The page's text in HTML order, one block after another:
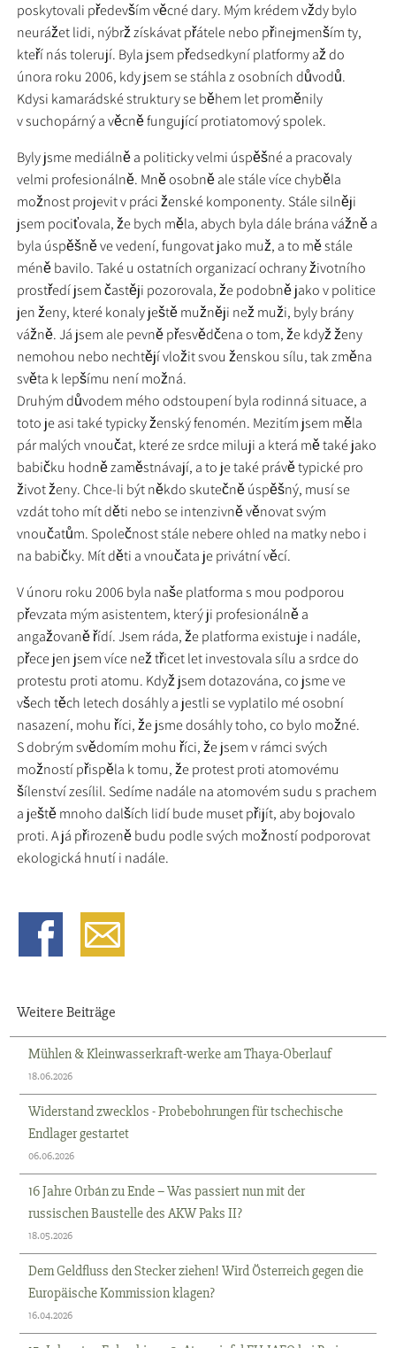
poskytovali především věcné dary. Mým krédem vždy bylo
neurážet lidi, nýbrž získávat přátele nebo přinejmenším ty,
kteří nás tolerují. Byla jsem předsedkyní platformy až do
února roku 2006, kdy jsem se stáhla z osobních důvodů.
Kdysi kamarádské struktury se během let proměnily
v suchopárný a věcně fungující protiatomový spolek.
Byly jsme mediálně a politicky velmi úspěšné a pracovaly
velmi profesionálně. Mně osobně ale stále více chyběla
možnost projevit v práci ženské komponenty. Stále silněji
jsem pociťovala, že bych měla, abych byla dále brána vážně a
byla úspěšně ve vedení, fungovat jako muž, a to mě stále
méně bavilo. Také u ostatních organizací ochrany životního
prostředí jsem častěji pozorovala, že podobně jako v politice
jen ženy, které konaly ještě mužněji než muži, byly brány
vážně. Já jsem ale pevně přesvědčena o tom, že když ženy
nemohou nebo nechtějí vložit svou ženskou sílu, tak změna
světa k lepšímu není možná.
Druhým důvodem mého odstoupení byla rodinná situace, a
toto je asi také typicky ženský fenomén. Mezitím jsem měla
pár malých vnoučat, které ze srdce miluji a která mě také jako
babičku hodně zaměstnávají, a to je také právě typické pro
život ženy. Chce-li být někdo skutečně úspěšný, musí se
vzdát toho mít děti nebo se intenzivně věnovat svým
vnoučatům. Společnost stále nebere ohled na matky nebo i
na babičky. Mít děti a vnoučata je privátní věcí.
V únoru roku 2006 byla naše platforma s mou podporou
převzata mým asistentem, který ji profesionálně a
angažovaně řídí. Jsem ráda, že platforma existuje i nadále,
přece jen jsem více než třicet let investovala sílu a srdce do
protestu proti atomu. Když jsem dotazována, co jsme ve
všech těch letech dosáhly a jestli se vyplatilo mé osobní
nasazení, mohu říci, že jsme dosáhly toho, co bylo možné.
S dobrým svědomím mohu říci, že jsem v rámci svých
možností přispěla k tomu, že protest proti atomovému
šílenství zesílil. Sedíme nadále na atomovém sudu s prachem
a ještě mnoho dalších lidí bude muset přijít, aby bojovalo
proti. A já přirozeně budu podle svých možností podporovat
ekologická hnutí i nadále.
Weitere Beiträge
Mühlen & Kleinwasserkraft-werke am Thaya-Oberlauf
18.06.2026
Widerstand zwecklos - Probebohrungen für tschechische
Endlager gestartet
06.06.2026
16 Jahre Orbán zu Ende – Was passiert nun mit der
russischen Baustelle des AKW Paks II?
18.05.2026
Dem Geldfluss den Stecker ziehen! Wird Österreich gegen die
Europäische Kommission klagen?
16.04.2026